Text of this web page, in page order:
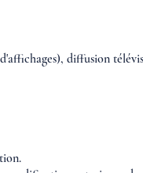
diffusion